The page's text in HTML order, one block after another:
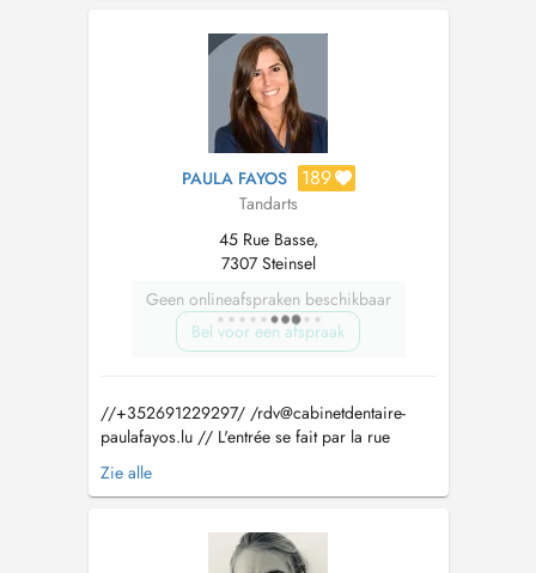
PAULA FAYOS 189
Tandarts
45 Rue Basse,
7307 Steinsel
Geen onlineafspraken beschikbaar
Bel voor een afspraak
//+352691229297/ /rdv@cabinetdentaire-
paulafayos.lu// L'entrée se fait par la rue
Basse. Il y a 3 places de parking réservées au
cabinet derrière le bâtiment. Pour les urgences,
veuillez directement contacter le cabinet. Paula
Fayos a obtenu le...
Zie alle